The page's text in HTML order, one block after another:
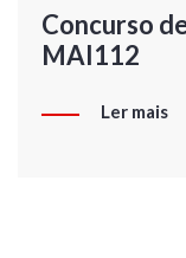
Concurso
MAI112
Ler mais